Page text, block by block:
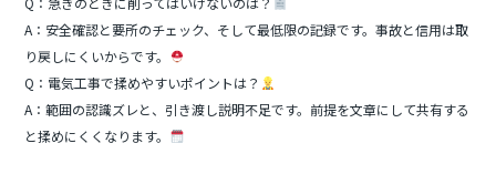
A：安全確認と要所のチェック、そして最低限の記録です。事故と信用は取
り戻しにくいからです。
Q：電気工事で揉めやすいポイントは？
A：範囲の認識ズレと、引き渡し説明不足です。前提を文章にして共有する
と揉めにくくなります。